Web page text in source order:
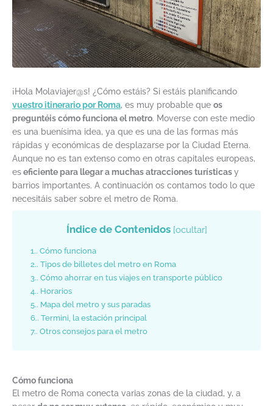
¡Hola Molaviajer@s! ¿Cómo estáis? Si estáis planificando
vuestro itinerario por Roma, es muy probable que os
preguntéis cómo funciona el metro. Moverse con este medio
es una buenísima idea, ya que es una de las formas más
rápidas y económicas de desplazarse por la Ciudad Eterna.
Aunque no es tan extenso como en otras capitales europeas,
eseficiente para llegar a muchas atracciones turísticasy
barrios importantes. A continuación os contamos todo lo que
necesitáis saber sobre el metro de Roma.
Índice de Contenidos [ocultar]
1. Cómo funciona
2. Tipos de billetes del metro en Roma
3. Cómo ahorrar en tus viajes en transporte público
4. Horarios
5. Mapa del metro y sus paradas
6. Termini, la estación principal
7. Otros consejos para el metro
Cómo funciona
El metro de Roma conecta varias zonas de la ciudad, y, a